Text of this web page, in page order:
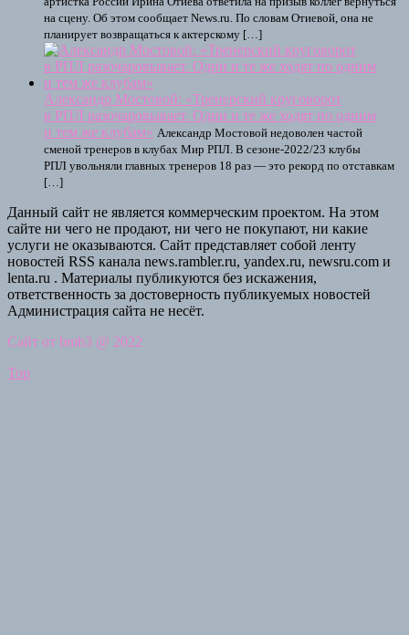
на сцену. Об этом сообщает News.ru. По словам Отиевой, она не
планирует возвращаться к актерскому […]
Александр Мостовой: «Тренерский круговорот
в РПЛ разочаровывает. Одни и те же ходят по одним
и тем же клубам» Александр Мостовой недоволен частой
сменой тренеров в клубах Мир РПЛ. В сезоне-2022/23 клубы
РПЛ увольняли главных тренеров 18 раз — это рекорд по отставкам
[…]
Данный сайт не является коммерческим проектом. На этом
сайте ни чего не продают, ни чего не покупают, ни какие
услуги не оказываются. Сайт представляет собой ленту
новостей RSS канала news.rambler.ru, yandex.ru, newsru.com и
lenta.ru . Материалы публикуются без искажения,
ответственность за достоверность публикуемых новостей
Администрация сайта не несёт.
Сайт от bmb3 @ 2022
Top